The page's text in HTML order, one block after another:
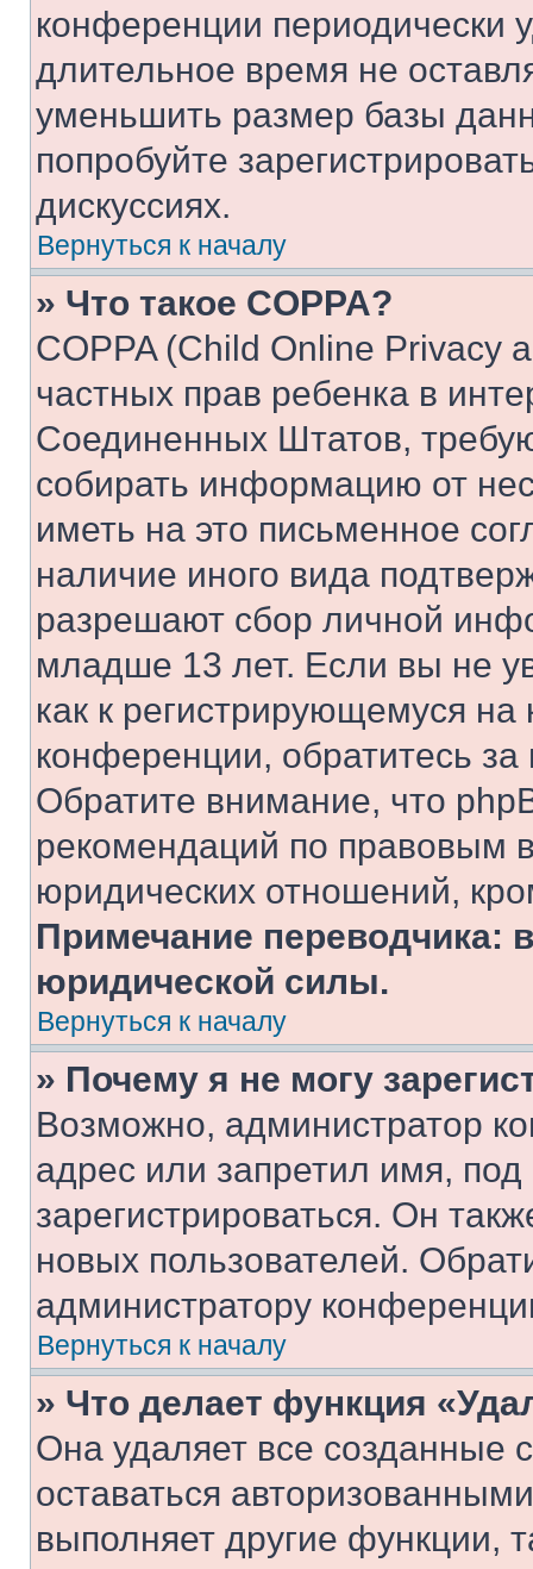
конференции периодически
длительное время не
уменьшить размер базы
попробуйте
дискуссиях.
Вернуться к началу
» Что такое COPPA?
COPPA (Child Online Privacy
частных прав ребенка в
Соединенных Штатов,
собирать информацию от
иметь на это письменное
наличие иного вида
разрешают сбор личной
младше 13 лет. Если вы не
как к регистрирующемуся
конференции, обратитесь
Обратите внимание, что
рекомендаций по правовым
юридических отношений,
Примечание переводчика:
юридической силы.
Вернуться к началу
» Почему я не могу
Возможно, администратор
адрес или запретил имя,
зарегистрироваться. Он
новых пользователей.
администратору
Вернуться к началу
» Что делает функция
Она удаляет все созданные
оставаться
выполняет другие функции,